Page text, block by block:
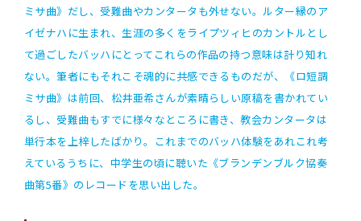
ミサ曲》だし、受難曲やカンタータも外せない。ルター縁のア
イゼナハに生まれ、生涯の多くをライプツィヒのカントルとし
て過ごしたバッハにとってこれらの作品の持つ意味は計り知れ
ない。筆者にもそれこそ魂的に共感できるものだが、《ロ短調
ミサ曲》は前回、松井亜希さんが素晴らしい原稿を書かれてい
るし、受難曲もすでに様々なところに書き、教会カンタータは
単行本を上梓したばかり。これまでのバッハ体験をあれこれ考
えているうちに、中学生の頃に聴いた《ブランデンブルク協奏
曲第5番》のレコードを思い出した。